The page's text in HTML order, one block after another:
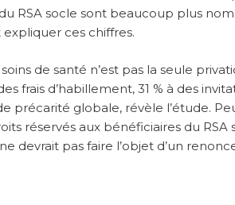
RSA socle sont beaucoup plus
ces chiffres.
de santé n’est pas la seule
frais d’habillement, 31 % à des
précarité globale, révèle l’étude.
réservés aux bénéficiaires du RSA
devrait pas faire l’objet d’un